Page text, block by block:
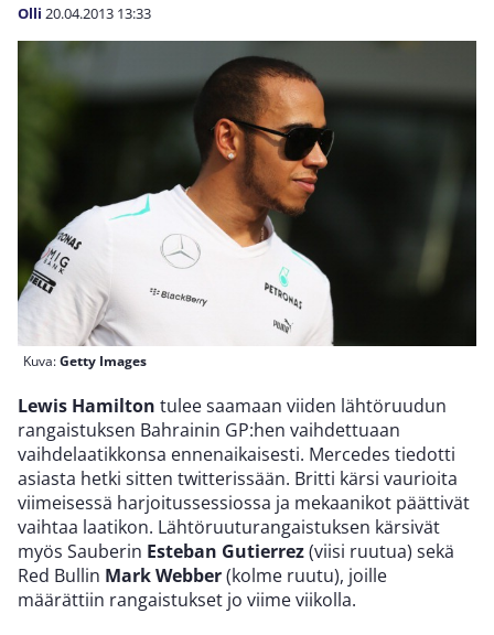
Olli 20.04.2013 13:33
Kuva:Getty Images
Lewis Hamilton tulee saamaan viiden lähtöruudun
rangaistuksen Bahrainin GP:hen vaihdettuaan
vaihdelaatikkonsa ennenaikaisesti. Mercedes tiedotti
asiasta hetki sitten twitterissään. Britti kärsi vaurioita
viimeisessä harjoitussessiossa ja mekaanikot päättivät
vaihtaa laatikon. Lähtöruuturangaistuksen kärsivät
myös Sauberin Esteban Gutierrez(viisi ruutua) sekä
Red Bullin Mark Webber(kolme ruutu), joille
määrättiin rangaistukset jo viime viikolla.